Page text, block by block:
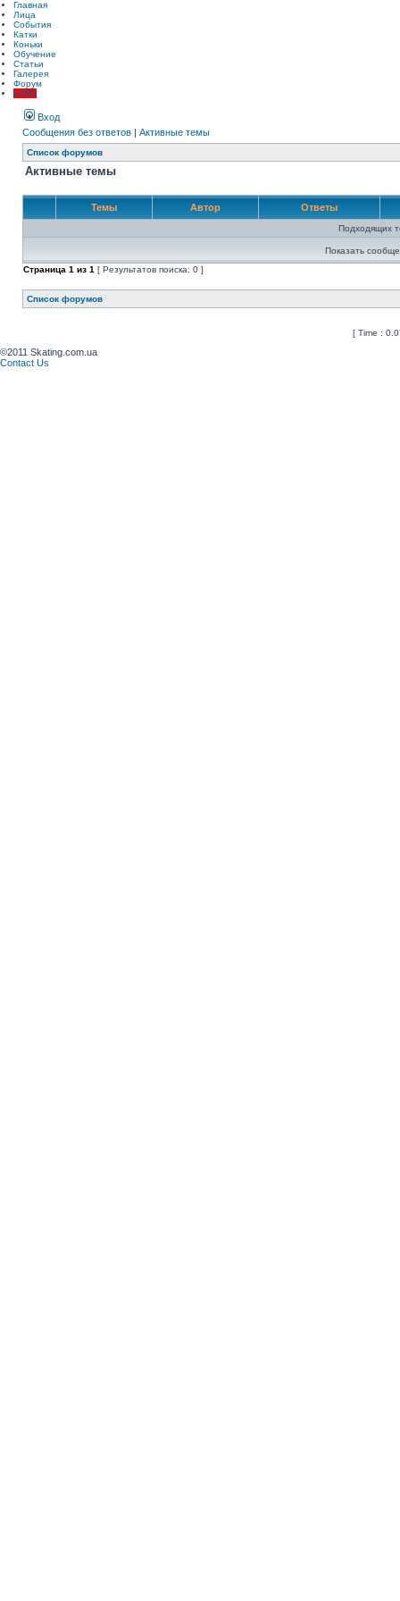
Главная
Лица
События
Катки
Коньки
Обучение
Статьи
Галерея
Форум
LIVE!
Вход
Сообщения без ответов | Активные темы
Список форумов
Активные темы
Темы Автор Ответы
Подходящих
Показать
Страница 1 из 1 [ Результатов поиска: 0 ]
Список форумов
[ Time :
©2011 Skating.com.ua
Contact Us